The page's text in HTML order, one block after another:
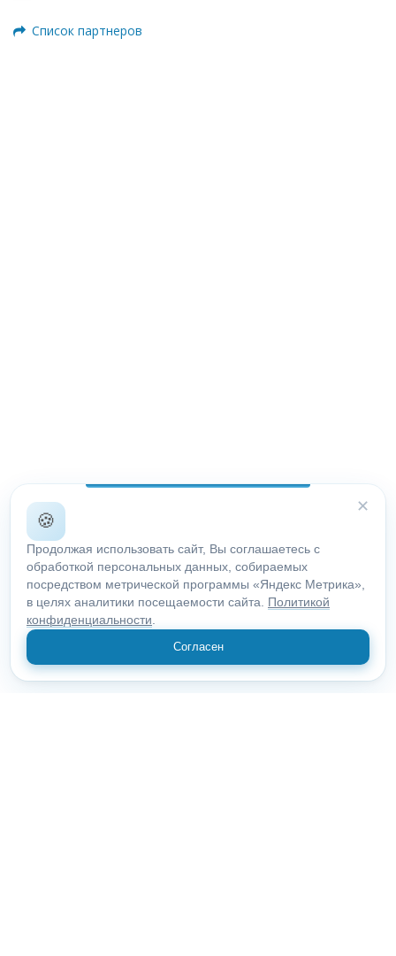
Список партнеров
✕
🍪
Продолжая использовать сайт, Вы соглашаетесь с
обработкой персональных данных, собираемых
посредством метрической программы «Яндекс Метрика»,
в целях аналитики посещаемости сайта. Политикой
конфиденциальности.
Согласен